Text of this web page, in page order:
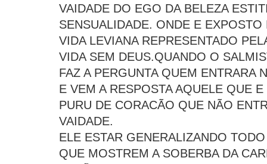
VAIDADE DO EGO DA BELEZA
SENSUALIDADE. ONDE E
VIDA LEVIANA REPRESENTADO
VIDA SEM DEUS.QUANDO O
FAZ A PERGUNTA QUEM ENTRARA
E VEM A RESPOSTA AQUELE QUE
PURU DE CORACÃO QUE NÃO
VAIDADE.
ELE ESTAR GENERALIZANDO
QUE MOSTREM A SOBERBA DA